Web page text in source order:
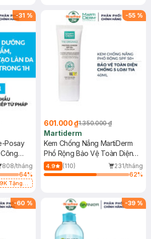
-31 %
Posay
808/tháng
64%
Tặng
-55 %
601.000 ₫1.350.000 ₫
Martiderm
Kem Chống Nắng MartiDerm
Phổ Rộng Bảo Vệ Toàn Diện
40ml
4.9 (110)
231/tháng
62%
-60 % -39 %